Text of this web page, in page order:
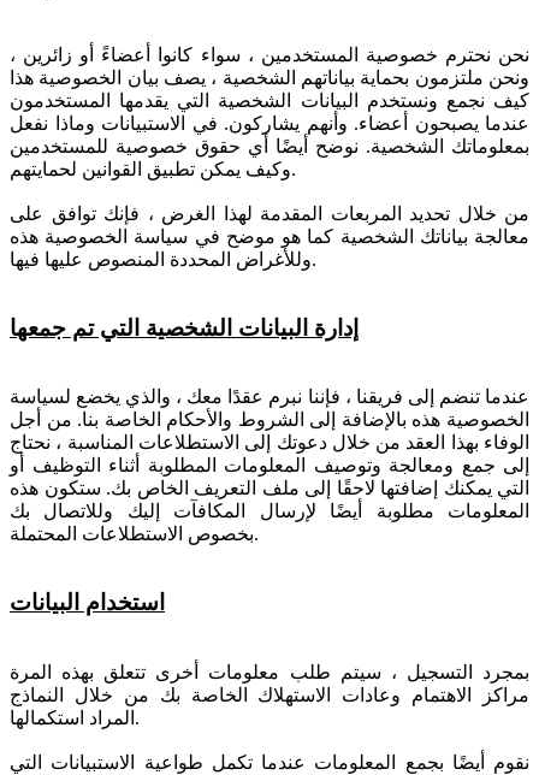
نحن نحترم خصوصية المستخدمين ، سواء كانوا أعضاءً أو زائرين ،
ونحن ملتزمون بحماية بياناتهم الشخصية ، يصف بيان الخصوصية هذا
كيف نجمع ونستخدم البيانات الشخصية التي يقدمها المستخدمون
عندما يصبحون أعضاء. وأنهم يشاركون. في الاستبيانات وماذا نفعل
بمعلوماتك الشخصية. نوضح أيضًا أي حقوق خصوصية للمستخدمين
وكيف يمكن تطبيق القوانين لحمايتهم.
من خلال تحديد المربعات المقدمة لهذا الغرض ، فإنك توافق على
معالجة بياناتك الشخصية كما هو موضح في سياسة الخصوصية هذه
وللأغراض المحددة المنصوص عليها فيها.
إدارة البيانات الشخصية التي تم جمعها
عندما تنضم إلى فريقنا ، فإننا نبرم عقدًا معك ، والذي يخضع لسياسة
الخصوصية هذه بالإضافة إلى الشروط والأحكام الخاصة بنا. من أجل
الوفاء بهذا العقد من خلال دعوتك إلى الاستطلاعات المناسبة ، نحتاج
إلى جمع ومعالجة وتوصيف المعلومات المطلوبة أثناء التوظيف أو
التي يمكنك إضافتها لاحقًا إلى ملف التعريف الخاص بك. ستكون هذه
المعلومات مطلوبة أيضًا لإرسال المكافآت إليك وللاتصال بك
بخصوص الاستطلاعات المحتملة.
استخدام البيانات
بمجرد التسجيل ، سيتم طلب معلومات أخرى تتعلق بهذه المرة
مراكز الاهتمام وعادات الاستهلاك الخاصة بك من خلال النماذج
المراد استكمالها.
نقوم أيضًا بجمع المعلومات عندما تكمل طواعية الاستبيانات التي